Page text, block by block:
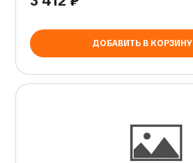
ДОБАВИТЬ В КОРЗИНУ